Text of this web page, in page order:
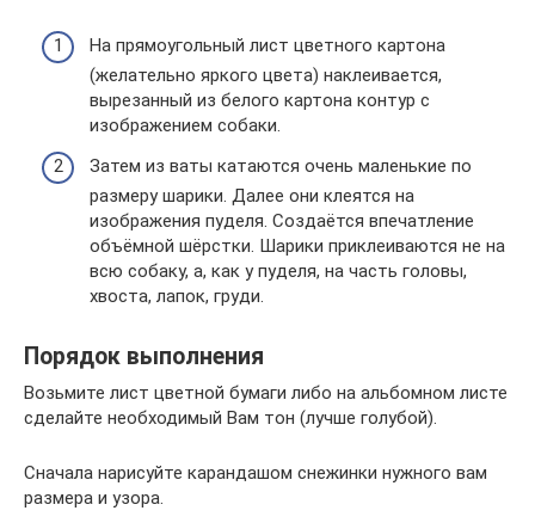
На прямоугольный лист цветного картона
(желательно яркого цвета) наклеивается,
вырезанный из белого картона контур с
изображением собаки.
Затем из ваты катаются очень маленькие по
размеру шарики. Далее они клеятся на
изображения пуделя. Создаётся впечатление
объёмной шёрстки. Шарики приклеиваются не на
всю собаку, а, как у пуделя, на часть головы,
хвоста, лапок, груди.
Порядок выполнения
Возьмите лист цветной бумаги либо на альбомном листе
сделайте необходимый Вам тон (лучше голубой).
Сначала нарисуйте карандашом снежинки нужного вам
размера и узора.